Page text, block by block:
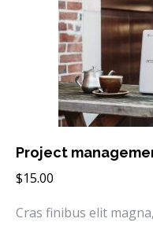
Project
$15.00
Cras finibus elit